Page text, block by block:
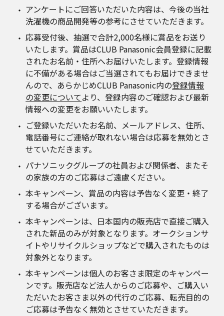
アンケートにご回答いただいた内容は、今後の当社
洗濯機の商品開発等の参考にさせていただきます。
応募受付後、抽選で合計2,000名様に賞品をお送り
いたします。賞品はCLUB Panasonic会員登録に記載
されたお名前・住所へお届けいたします。登録情報
に不備がある場合はご当選されてもお届けできませ
んので、あらかじめCLUB Panasonic内の登録情報
の変更についてより、登録内容のご確認および最新
情報への変更をお願いいたします。
ご登録いただいたお名前、メールアドレス、住所、
電話番号にご連絡が取れない場合は応募を無効とさ
せていただきます。
パナソニックグループの社員および関係者、またそ
の家族の方のご応募はご遠慮ください。
本キャンペーン、賞品の内容は予告なく変更・終了
する場合がございます。
本キャンペーンは、日本国内の販売店で直接ご購入
された新品のみが対象となります。オークションサ
イトやリサイクルショップなどで購入されたものは
対象外となります。
本キャンペーンは個人のお客さま限定のキャンペー
ンです。販売店など法人からのご応募や、ご購入い
ただいたお客さま以外の代行のご応募、転売目的の
ご応募は予告なく無効とさせていただきます。